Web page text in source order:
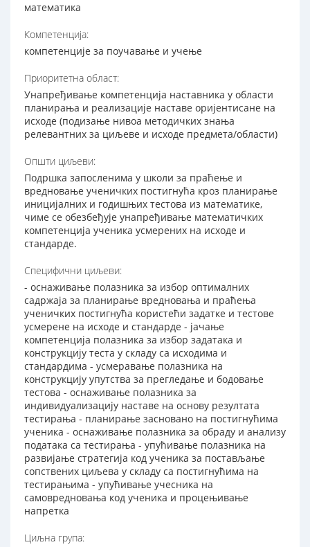
математика
Компетенција:
компетенције за поучавање и учење
Приоритетна област:
Унапређивање компетенција наставника у области
планирања и реализације наставе оријентисане на
исходе (подизање нивоа методичких знања
релевантних за циљеве и исходе предмета/области)
Општи циљеви:
Подршка запосленима у школи за праћење и
вредновање ученичких постигнућа кроз планирање
иницијалних и годишњих тестова из математике,
чиме се обезбеђује унапређивање математичких
компетенција ученика усмерених на исходе и
стандарде.
Специфични циљеви:
- оснаживање полазника за избор оптималних
садржаја за планирање вредновања и праћења
ученичких постигнућа користећи задатке и тестове
усмеренe на исходе и стандарде - јачање
компетенција полазника за избор задатака и
конструкцију теста у складу са исходима и
стандардима - усмеравање полазника на
конструкцију упутства за прегледање и бодовање
тестова - оснаживање полазника за
индивидуализацију наставе на основу резултата
тестирања - планирање засновано на постигнућима
ученика - оснаживање полазника за обраду и анализу
података са тестирања - упућивање полазника на
развијање стратегија код ученика за постављање
сопствених циљева у складу са постигнућима на
тестирањима - упућивање учесника на
самовредновања код ученика и процењивање
напретка
Циљна група: